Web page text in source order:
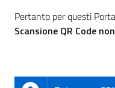
Pertanto per questi
Scansione QR Code